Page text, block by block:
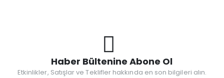
Haber Bültenine Abone Ol
Etkinlikler, Satışlar ve Teklifler hakkında en son bilgileri alın.